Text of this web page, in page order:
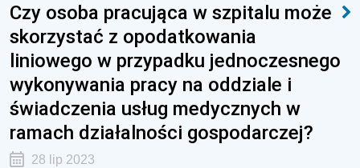
Czy osoba pracująca w szpitalu może
skorzystać z opodatkowania
liniowego w przypadku jednoczesnego
wykonywania pracy na oddziale i
świadczenia usług medycznych w
ramach działalności gospodarczej?
28 lip 2023